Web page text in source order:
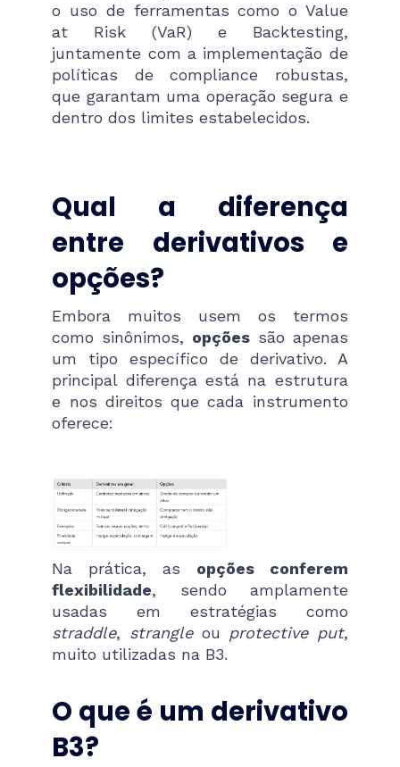
o uso de ferramentas como o Value
at Risk (VaR) e Backtesting,
juntamente com a implementação de
políticas de compliance robustas,
que garantam uma operação segura e
dentro dos limites estabelecidos.
Qual a diferença
entre derivativos e
opções?
Embora muitos usem os termos
como sinônimos, opções são apenas
um tipo específico de derivativo. A
principal diferença está na estrutura
e nos direitos que cada instrumento
oferece:
Na prática, as opções conferem
flexibilidade, sendo amplamente
usadas em estratégias como
straddle, strangleou protective put,
muito utilizadas na B3.
O que é um derivativo
B3?